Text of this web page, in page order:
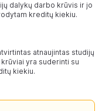
dalykų darbo krūvis ir jo
kreditų kiekiu.
atnaujintas studijų
yra suderinti su
kiekiu.